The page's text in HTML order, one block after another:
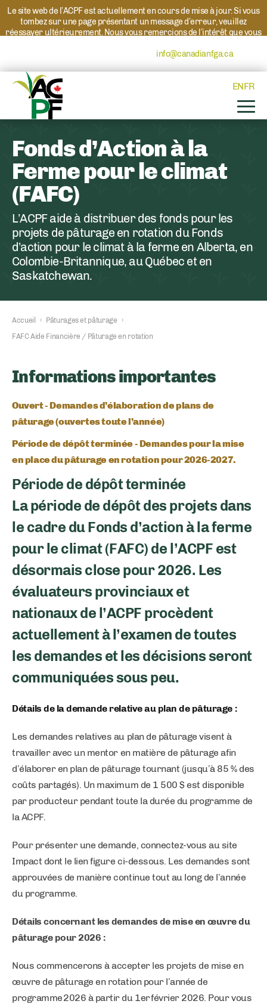
Le site web de l’ACPF est actuellement en cours de mise à jour. Si vous
tombez sur une page présentant un message d’erreur, veuillez
réessayer ultérieurement. Nous vous remercions de l’intérêt que vous
info@canadianfga.caet nous
ENFR
Fonds d’Action à la
Ferme pour le climat
(FAFC)
L’ACPF aide à distribuer des fonds pour les
projets de pâturage en rotation du Fonds
d’action pour le climat à la ferme en Alberta, en
Colombie-Britannique, au Québec et en
Saskatchewan.
Accueil › Pâturages et pâturage
›
FAFC Aide Financière / Pâturage en rotation
Informations importantes
Ouvert - Demandes d’élaboration de plans de
pâturage (ouvertes toute l’année)
Période de dépôt terminée - Demandes pour la mise
en place du pâturage en rotation pour 2026-2027.
Période de dépôt terminée
La période de dépôt des projets dans
le cadre du Fonds d’action à la ferme
pour le climat (FAFC) de l’ACPF est
désormais close pour 2026. Les
évaluateurs provinciaux et
nationaux de l’ACPF procèdent
actuellement à l’examen de toutes
les demandes et les décisions seront
communiquées sous peu.
Détails de la demande relative au plan de pâturage :
Les demandes relatives au plan de pâturage visent à
travailler avec un mentor en matière de pâturage afin
d’élaborer en plan de pâturage tournant (jusqu’à 85 % des
coûts partagés). Un maximum de 1 500 $ est disponible
par producteur pendant toute la durée du programme de
la ACPF.
Pour présenter une demande, connectez-vous au site
Impact dont le lien figure ci-dessous. Les demandes sont
approuvées de manière continue tout au long de l’année
du programme.
Détails concernant les demandes de mise en œuvre du
pâturage pour 2026 :
Nous commencerons à accepter les projets de mise en
œuvre de pâturage en rotation pour l’année de
programme 2026 à partir du 1er février 2026. Pour vous